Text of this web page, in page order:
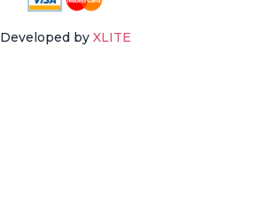
Developed by XLITE